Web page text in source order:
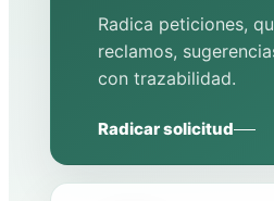
Radica peticiones,
reclamos,
con trazabilidad.
Radicar solicitud